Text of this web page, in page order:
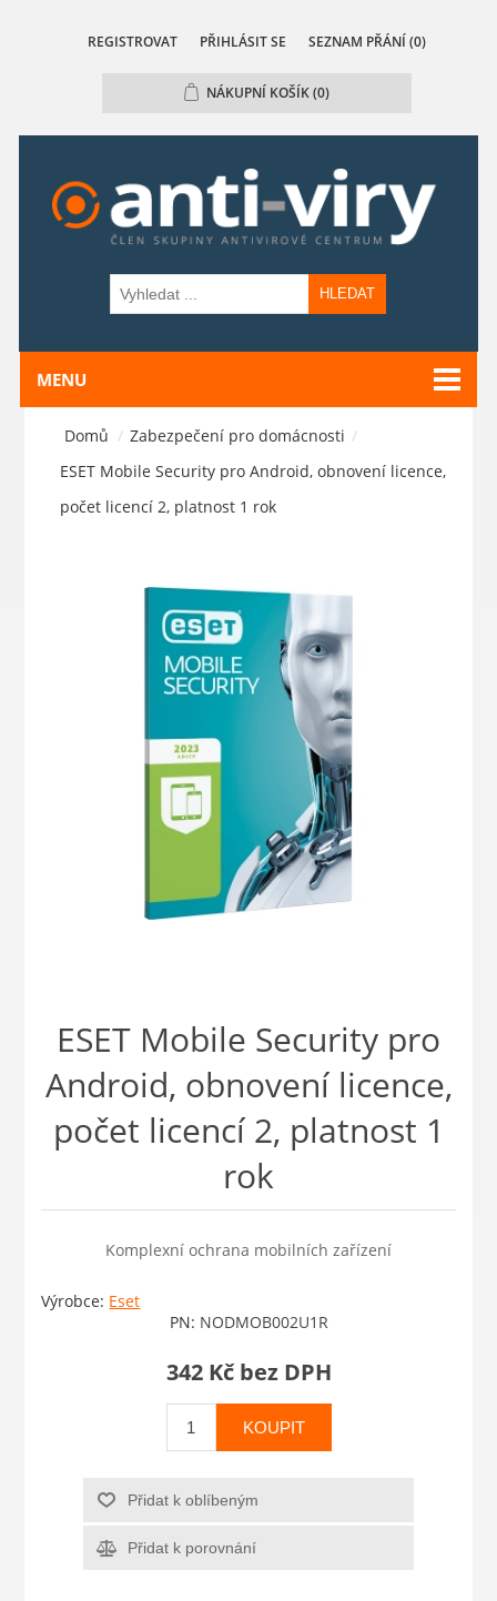
REGISTROVAT PŘIHLÁSIT SE SEZNAM PŘÁNÍ (0)
NÁKUPNÍ KOŠÍK(0)
HLEDAT
MENU
Domů / Zabezpečení pro domácnosti /
ESET Mobile Security pro Android, obnovení licence,
počet licencí 2, platnost 1 rok
ESET Mobile Security pro
Android, obnovení licence,
počet licencí 2, platnost 1
rok
Komplexní ochrana mobilních zařízení
Výrobce: Eset
PN: NODMOB002U1R
342 Kč bez DPH
KOUPIT
Přidat k oblíbeným
Přidat k porovnání